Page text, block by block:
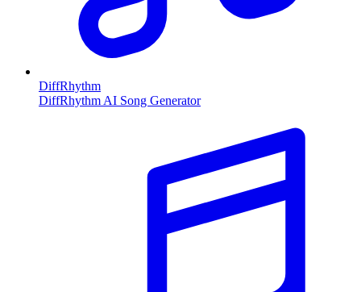
DiffRhythm
DiffRhythm AI Song Generator